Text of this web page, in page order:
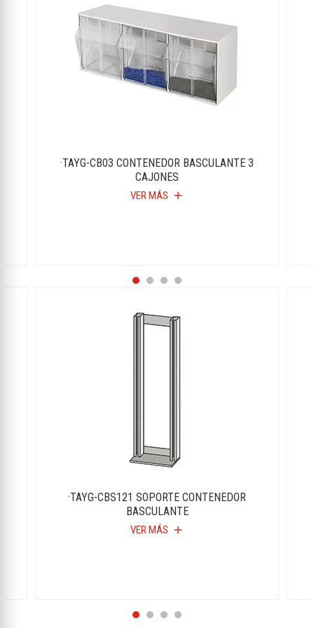
·TAYG-CB03 CONTENEDOR BASCULANTE 3
CAJONES
VER MÁS add
·TAYG-CBS121 SOPORTE CONTENEDOR
BASCULANTE
VER MÁS add